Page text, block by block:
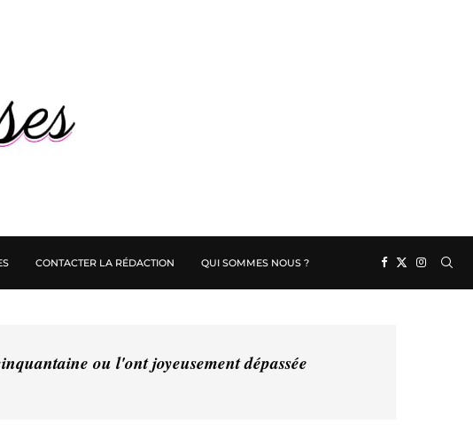
CONTACTER LA RÉDACTION QUI SOMMES NOUS ?
ou l'ont joyeusement dépassée